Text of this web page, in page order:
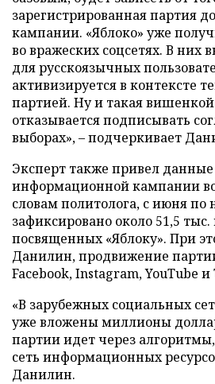
зарегистрированная партия
кампании. «Яблоко» уже
во вражеских соцсетях. В них
для русскоязычных
активизируется в контексте
партией. Ну и такая
отказывается подписывать
выборах», – подчеркивает
Эксперт также привел
информационной кампании
словам политолога, с июня по
зафиксировано около 51,5
посвященных «Яблоку». При
Данилин, продвижение
Facebook, Instagram, YouTube и
«В зарубежных социальных
уже вложены миллионы
партии идет через
сеть информационных
Данилин.